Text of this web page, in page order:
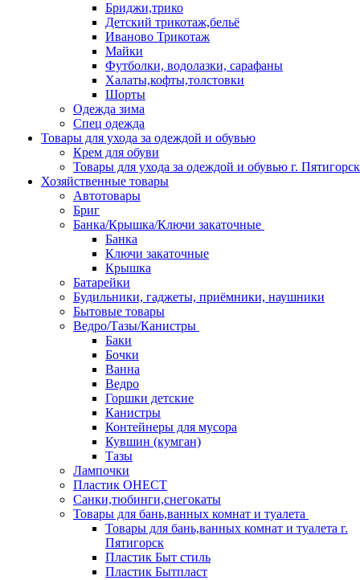
Бриджи,трико
Детский трикотаж,бельё
Иваново Трикотаж
Майки
Футболки, водолазки, сарафаны
Халаты,кофты,толстовки
Шорты
Одежда зима
Спец одежда
Товары для ухода за одеждой и обувью
Крем для обуви
Товары для ухода за одеждой и обувью г. Пятигорск
Хозяйственные товары
Автотовары
Бриг
Банка/Крышка/Ключи закаточные
Банка
Ключи закаточные
Крышка
Батарейки
Будильники, гаджеты, приёмники, наушники
Бытовые товары
Ведро/Тазы/Канистры
Баки
Бочки
Ванна
Ведро
Горшки детские
Канистры
Контейнеры для мусора
Кувшин (кумган)
Тазы
Лампочки
Пластик ОНЕСТ
Санки,тюбинги,снегокаты
Товары для бань,ванных комнат и туалета
Товары для бань,ванных комнат и туалета г.
Пятигорск
Пластик Быт стиль
Пластик Бытпласт